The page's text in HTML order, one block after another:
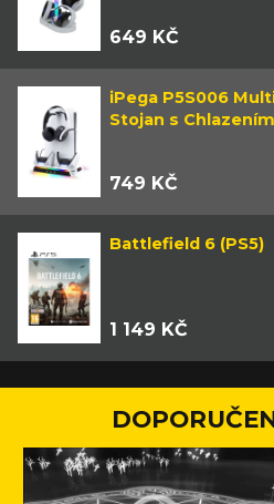
649 KČ
iPega P5S006
Stojan s
749 KČ
Battlefield 6 (PS5)
1 149 KČ